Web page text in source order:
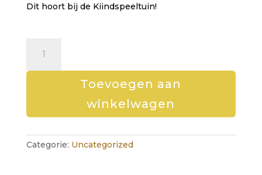
Dit hoort bij de Kiindspeeltuin!
zinnige
materialen
2022
Toevoegen aan
winkelwagen
Categorie: Uncategorized